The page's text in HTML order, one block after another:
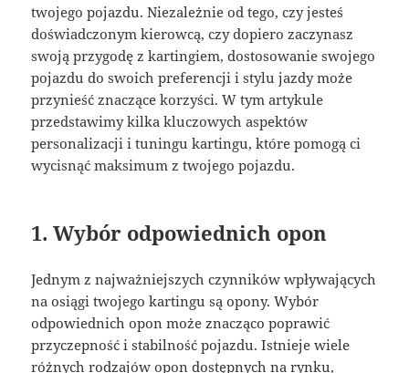
twojego pojazdu. Niezależnie od tego, czy jesteś
doświadczonym kierowcą, czy dopiero zaczynasz
swoją przygodę z kartingiem, dostosowanie swojego
pojazdu do swoich preferencji i stylu jazdy może
przynieść znaczące korzyści. W tym artykule
przedstawimy kilka kluczowych aspektów
personalizacji i tuningu kartingu, które pomogą ci
wycisnąć maksimum z twojego pojazdu.
1. Wybór odpowiednich opon
Jednym z najważniejszych czynników wpływających
na osiągi twojego kartingu są opony. Wybór
odpowiednich opon może znacząco poprawić
przyczepność i stabilność pojazdu. Istnieje wiele
różnych rodzajów opon dostępnych na rynku,